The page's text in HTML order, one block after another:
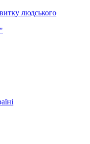
людського